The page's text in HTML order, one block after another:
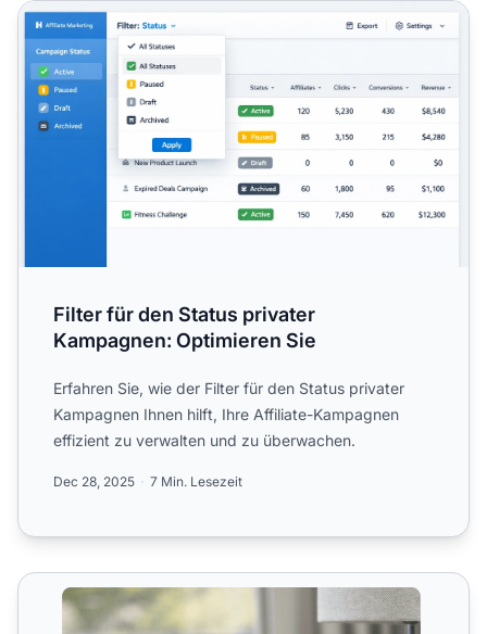
Filter für den Status privater Kampagnen: Optimieren Sie
Filter für den Status privater
Kampagnen: Optimieren Sie
Erfahren Sie, wie der Filter für den Status privater
Kampagnen Ihnen hilft, Ihre Affiliate-Kampagnen
effizient zu verwalten und zu überwachen.
Dec 28, 2025 7 Min. Lesezeit
Affiliate-Lebenszyklus-Management